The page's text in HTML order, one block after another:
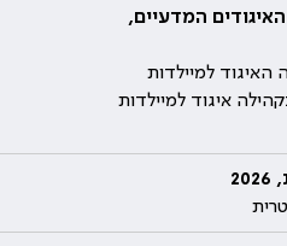
המדעיים,
האיגוד למיילדות
איגוד למיילדות